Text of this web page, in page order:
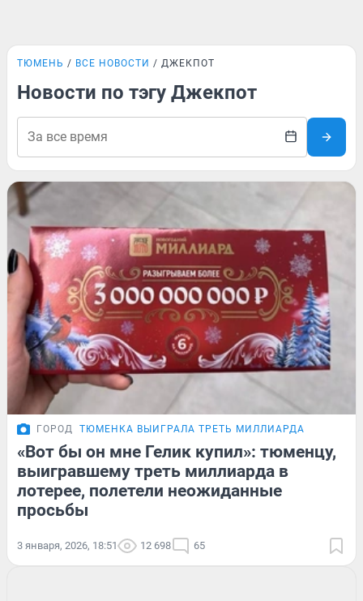
ТЮМЕНЬ ВСЕ НОВОСТИ ДЖЕКПОТ
Новости по тэгу Джекпот
ГОРОД ТЮМЕНКА ВЫИГРАЛА ТРЕТЬ МИЛЛИАРДА
«Вот бы он мне Гелик купил»: тюменцу,
выигравшему треть миллиарда в
лотерее, полетели неожиданные
просьбы
3 января, 2026, 18:51 12 698 65